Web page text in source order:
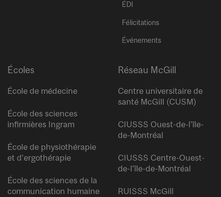
ÉDI
Félicitations
Événements
Écoles
École de médecine
École des sciences
infirmières Ingram
École de physiothérapie
et d’ergothérapie
École des sciences de la
communication humaine
Réseau McGill
Centre universitaire de
santé McGill (CUSM)
CIUSSS Ouest-de-l’île-
de-Montréal
CIUSSS Centre-Ouest-
de-l’île-de-Montréal
RUISSS McGill